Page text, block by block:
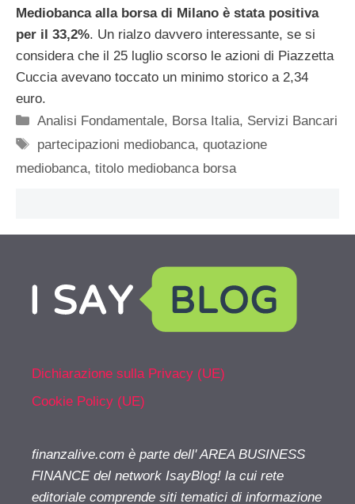
Mediobanca alla borsa di Milano è stata positiva
per il 33,2%. Un rialzo davvero interessante, se si
considera che il 25 luglio scorso le azioni di Piazzetta
Cuccia avevano toccato un minimo storico a 2,34
euro.
Categorie
Analisi Fondamentale, Borsa Italia, Servizi Bancari
Tag
partecipazioni mediobanca,quotazione
mediobanca, titolo mediobanca borsa
Dichiarazione sulla Privacy (UE)
Cookie Policy (UE)
finanzalive.com è parte dell' AREA BUSINESS
FINANCE del network IsayBlog! la cui rete
editoriale comprende siti tematici di informazione